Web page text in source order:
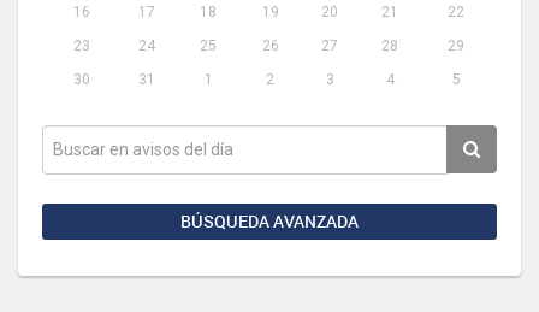
16
17 18 19 20 21
22
23
24 25 26 27 28
29
30
31 1 2 3 4 5
BÚSQUEDA AVANZADA